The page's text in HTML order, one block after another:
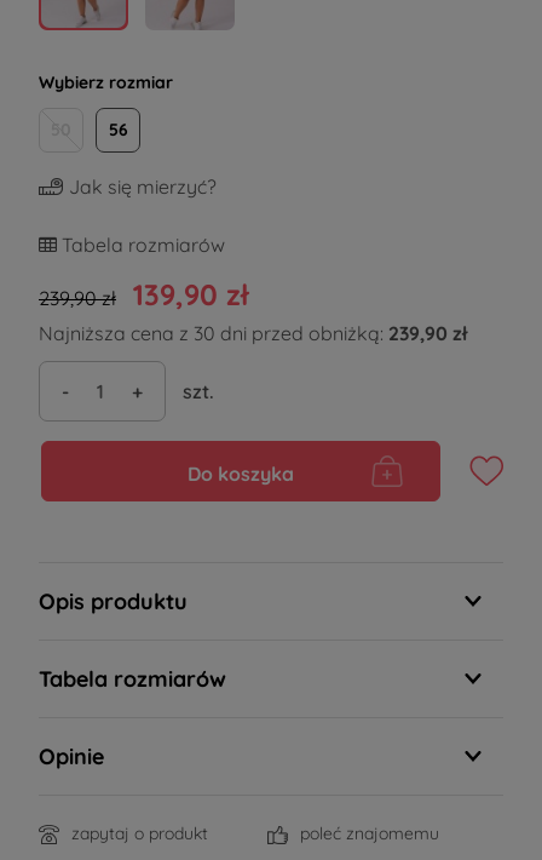
Wybierz rozmiar
56
Jak się mierzyć?
Tabela rozmiarów
239,90 zł 139,90 zł
Najniższa cena z 30 dni przed obniżką: 239,90 zł
- + szt.
Do koszyka
Opis produktu
Tabela rozmiarów
Opinie
zapytaj o produkt poleć znajomemu